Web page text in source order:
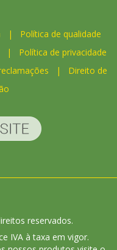
| Política de qualidade
| Política de privacidade
| Direito de
reservados.
IVA à taxa em vigor.